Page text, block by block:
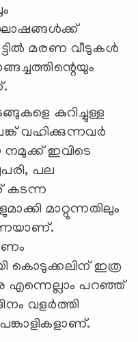
മരണ വീടുകൾ
കുറിച്ചുള്ള
വഹിക്കുന്നവര്‍
നമുക്ക് ഇവിടെ
പല
മാറ്റുന്നതിലും
കൊടുക്കലിന് ഇത്ര
എന്നെല്ലാം പറഞ്ഞ്
വളര്‍ത്തി